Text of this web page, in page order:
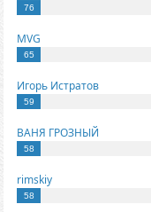
76
MVG
65
Игорь Истратов
59
ВАНЯ ГРОЗНЫЙ
58
rimskiy
58